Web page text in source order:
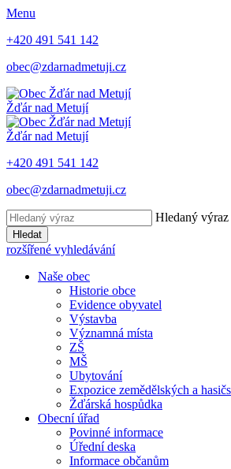
Menu
+420 491 541 142
obec@zdarnadmetuji.cz
Žďár nad Metují
Žďár nad Metují
+420 491 541 142
obec@zdarnadmetuji.cz
Hledaný výraz
Hledat
rozšířené vyhledávání
Naše obec
Historie obce
Evidence obyvatel
Výstavba
Významná místa
ZŠ
MŠ
Ubytování
Expozice zemědělských a
Žďárská hospůdka
Obecní úřad
Povinné informace
Úřední deska
Informace občanům